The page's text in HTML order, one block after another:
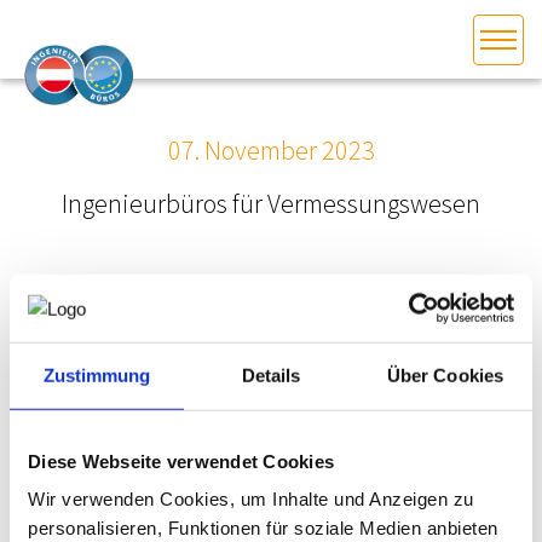
Zustimmung Details Über Cookies
Diese Webseite verwendet Cookies
Wir verwenden Cookies, um Inhalte und Anzeigen zu
personalisieren, Funktionen für soziale Medien anbieten
MITGLIEDER­VERZEICHNIS
SERVICE
KONTAKT
07. November 2023
Ingenieurbüros für Vermessungswesen